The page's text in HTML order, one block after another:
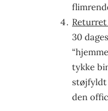
30
tykke
støjfyldt
den